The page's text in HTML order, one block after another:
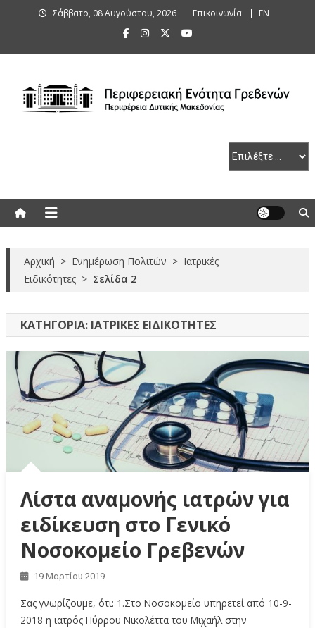
Σάββατο, 08 Αυγούστου, 2026 Επικοινωνία ΕΝ
Αρχική > Ενημέρωση Πολιτών > Ιατρικές
Ειδικότητες > Σελίδα 2
ΚΑΤΗΓΟΡΊΑ: ΙΑΤΡΙΚΈΣ ΕΙΔΙΚΌΤΗΤΕΣ
Λίστα αναμονής ιατρών για
ειδίκευση στο Γενικό
Νοσοκομείο Γρεβενών
19 Μαρτίου 2019
Σας γνωρίζουμε, ότι: 1.Στο Νοσοκομείο υπηρετεί από 10-9-
2018 η ιατρός Πύρρου Νικολέττα του Μιχαήλ στην